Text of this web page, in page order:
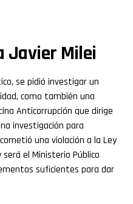
Javier Milei
se pidió investigar un
como también una
Anticorrupción que dirige
investigación para
una violación a la Ley
será el Ministerio Público
suficientes para dar